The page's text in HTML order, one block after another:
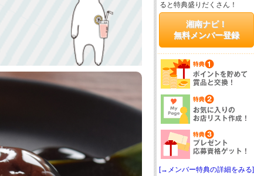
ると特典盛りだくさん！
湘南ナビ！
無料メンバー登録
[→メンバー特典の詳細をみる]